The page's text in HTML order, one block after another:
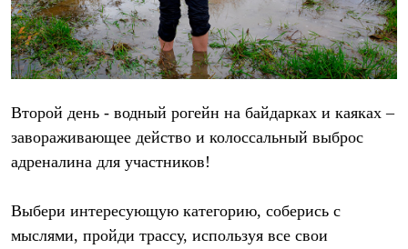
Куртки
Брюки
Жилеты
Комбинезоны
Термобелье
Снаряжение
Палатки
Тенты
Экспедиционные
Легкоходные
Второй день - водный рогейн на байдарках и каяках –
завораживающее действо и колоссальный выброс
адреналина для участников!
Выбери интересующую категорию, соберись с
мыслями, пройди трассу, используя все свои